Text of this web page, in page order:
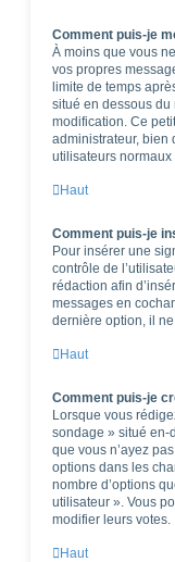
Comment puis-je
À moins que vous
vos propres
limite de temps
situé en dessous du
modification. Ce
administrateur, bien
utilisateurs
Haut
Comment puis-je
Pour insérer une
contrôle de
rédaction afin
messages en
dernière option, il
Haut
Comment puis-je
Lorsque vous
sondage » situé en-
que vous n’ayez
options dans les
nombre d’options
utilisateur ». Vous
modifier leurs votes.
Haut